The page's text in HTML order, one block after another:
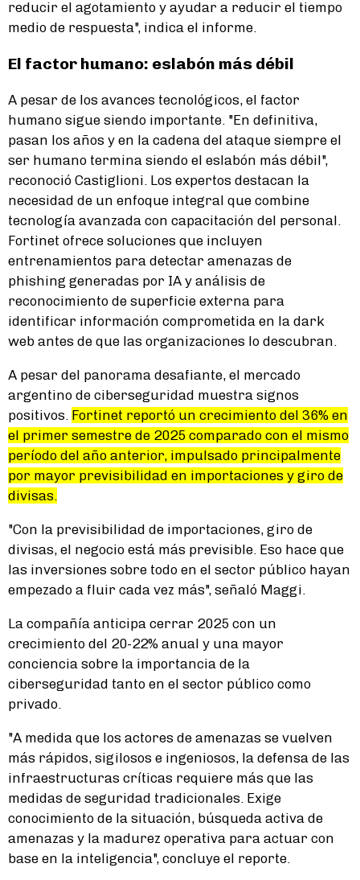
reducir el agotamiento y ayudar a reducir el tiempo
medio de respuesta", indica el informe.
El factor humano: eslabón más débil
A pesar de los avances tecnológicos, el factor
humano sigue siendo importante. "En definitiva,
pasan los años y en la cadena del ataque siempre el
ser humano termina siendo el eslabón más débil",
reconoció Castiglioni. Los expertos destacan la
necesidad de un enfoque integral que combine
tecnología avanzada con capacitación del personal.
Fortinet ofrece soluciones que incluyen
entrenamientos para detectar amenazas de
phishing generadas por IA y análisis de
reconocimiento de superficie externa para
identificar información comprometida en la dark
web antes de que las organizaciones lo descubran.
A pesar del panorama desafiante, el mercado
argentino de ciberseguridad muestra signos
positivos. Fortinet reportó un crecimiento del 36% en
el primer semestre de 2025 comparado con el mismo
período del año anterior, impulsado principalmente
por mayor previsibilidad en importaciones y giro de
divisas.
"Con la previsibilidad de importaciones, giro de
divisas, el negocio está más previsible. Eso hace que
las inversiones sobre todo en el sector público hayan
empezado a fluir cada vez más", señaló Maggi.
La compañía anticipa cerrar 2025 con un
crecimiento del 20-22% anual y una mayor
conciencia sobre la importancia de la
ciberseguridad tanto en el sector público como
privado.
"A medida que los actores de amenazas se vuelven
más rápidos, sigilosos e ingeniosos, la defensa de las
infraestructuras críticas requiere más que las
medidas de seguridad tradicionales. Exige
conocimiento de la situación, búsqueda activa de
amenazas y la madurez operativa para actuar con
base en la inteligencia", concluye el reporte.